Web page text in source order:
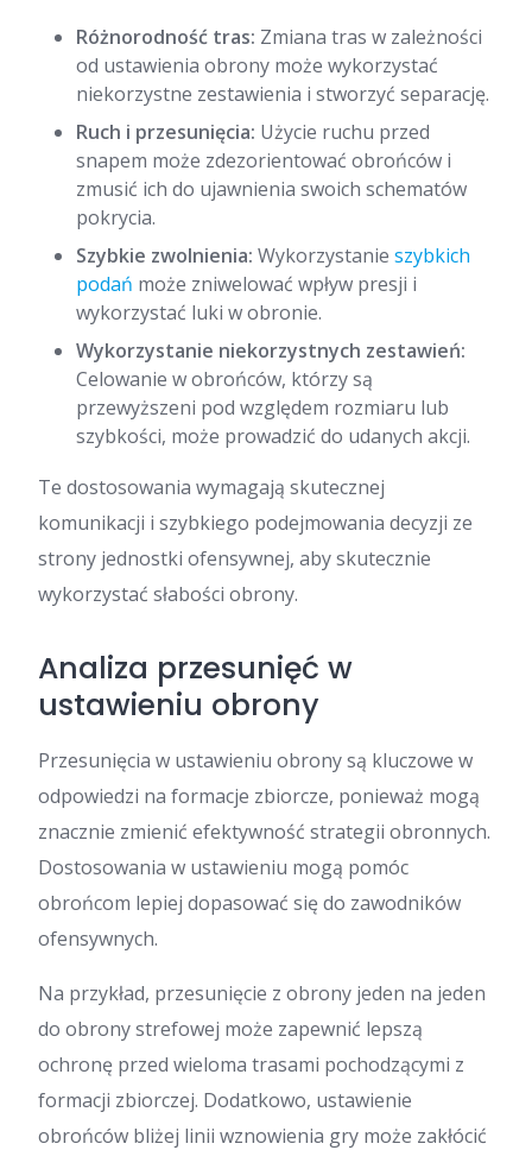
Różnorodność tras: Zmiana tras w zależności
od ustawienia obrony może wykorzystać
niekorzystne zestawienia i stworzyć separację.
Ruch i przesunięcia: Użycie ruchu przed
snapem może zdezorientować obrońców i
zmusić ich do ujawnienia swoich schematów
pokrycia.
Szybkie zwolnienia: Wykorzystanie szybkich
podań może zniwelować wpływ presji i
wykorzystać luki w obronie.
Wykorzystanie niekorzystnych zestawień:
Celowanie w obrońców, którzy są
przewyższeni pod względem rozmiaru lub
szybkości, może prowadzić do udanych akcji.
Te dostosowania wymagają skutecznej
komunikacji i szybkiego podejmowania decyzji ze
strony jednostki ofensywnej, aby skutecznie
wykorzystać słabości obrony.
Analiza przesunięć w
ustawieniu obrony
Przesunięcia w ustawieniu obrony są kluczowe w
odpowiedzi na formacje zbiorcze, ponieważ mogą
znacznie zmienić efektywność strategii obronnych.
Dostosowania w ustawieniu mogą pomóc
obrońcom lepiej dopasować się do zawodników
ofensywnych.
Na przykład, przesunięcie z obrony jeden na jeden
do obrony strefowej może zapewnić lepszą
ochronę przed wieloma trasami pochodzącymi z
formacji zbiorczej. Dodatkowo, ustawienie
obrońców bliżej linii wznowienia gry może zakłócić